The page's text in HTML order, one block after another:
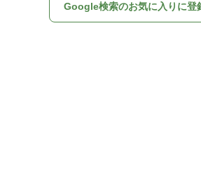
Google検索のお気に入りに登